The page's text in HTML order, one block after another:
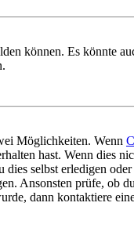
können. Es könnte
Möglichkeiten. Wenn
hast. Wenn dies
selbst erledigen
Ansonsten prüfe, ob
dann kontaktiere